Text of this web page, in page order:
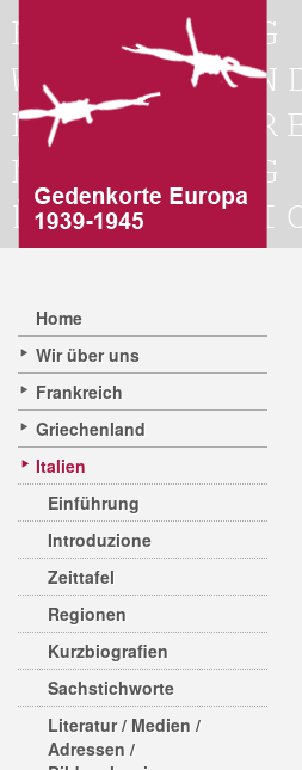
Home
Wir über uns
Frankreich
Griechenland
Italien
Einführung
Introduzione
Zeittafel
Regionen
Kurzbiografien
Sachstichworte
Literatur / Medien /
Adressen /